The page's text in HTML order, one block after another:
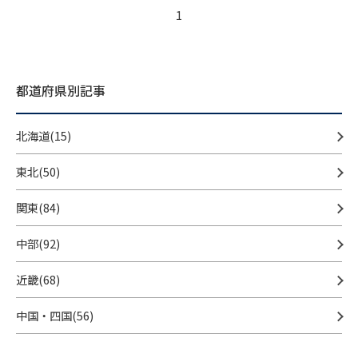
1
都道府県別記事
北海道(15)
東北(50)
関東(84)
中部(92)
近畿(68)
中国・四国(56)